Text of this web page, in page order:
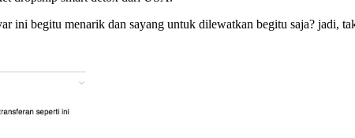
ini begitu menarik dan sayang untuk dilewatkan begitu saja? jadi,